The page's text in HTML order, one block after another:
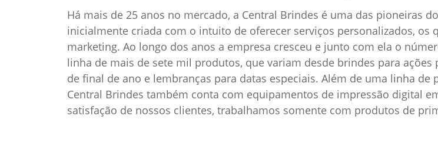
Há mais de 25 anos no mercado, a Central Brindes é uma das pioneiras
inicialmente criada com o intuito de oferecer serviços personalizados, os
marketing. Ao longo dos anos a empresa cresceu e junto com ela o
linha de mais de sete mil produtos, que variam desde brindes para
de final de ano e lembranças para datas especiais. Além de uma linha
Central Brindes também conta com equipamentos de impressão digital
satisfação de nossos clientes, trabalhamos somente com produtos de